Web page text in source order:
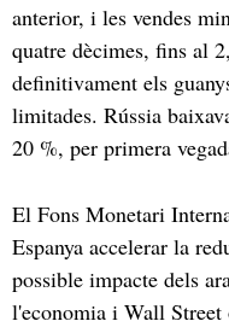
anterior, i les vendes
quatre dècimes, fins al
definitivament els
limitades. Rússia
20 %, per primera
El Fons Monetari
Espanya accelerar la
possible impacte dels
l'economia i Wall Street